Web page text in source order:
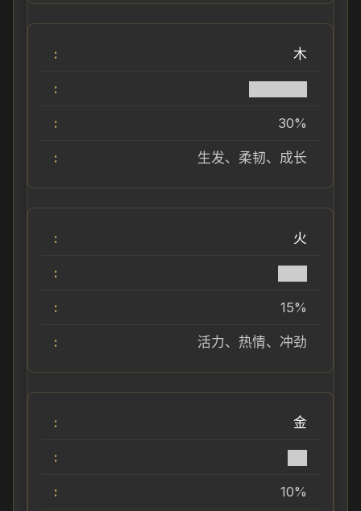
木
30%
生发、柔韧、成长
火
15%
活力、热情、冲劲
金
10%